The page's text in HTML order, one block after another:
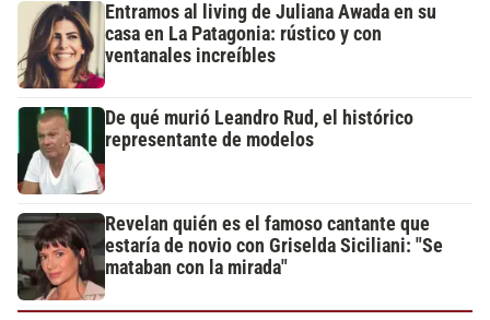
Entramos al living de Juliana Awada en su
casa en La Patagonia: rústico y con
ventanales increíbles
De qué murió Leandro Rud, el histórico
representante de modelos
Revelan quién es el famoso cantante que
estaría de novio con Griselda Siciliani: "Se
mataban con la mirada"